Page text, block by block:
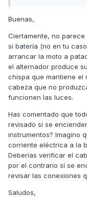
¿Por donde
ponerme con ella.
propios medios,
repararla en taller,
plásticos deben
Mi GrandDink
con ella, necesito
de repararla.
¿Sugerencias?
Buenas,
Ciertamente, no
si batería (no en tu
arrancar la moto a
el alternador produce
chispa que mantiene el
cabeza que no
funcionen las luces.
Has comentado que
revisado si se
instrumentos? Imagino
corriente eléctrica a la
Deberías verificar el
por el contrario sí se
revisar las conexiones
Saludos,